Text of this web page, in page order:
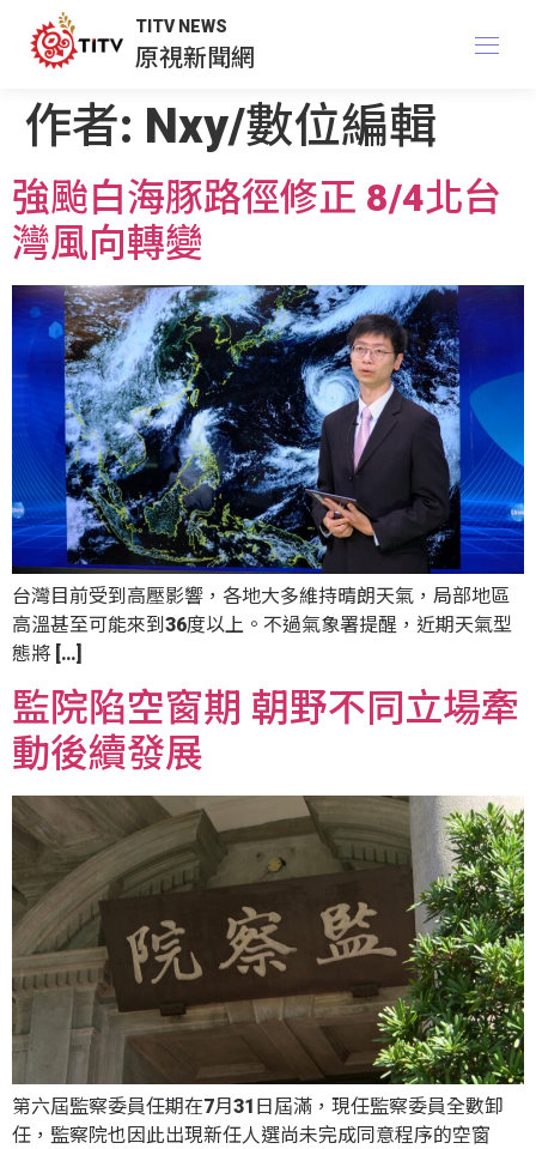
TITV NEWS
原視新聞網
作者: Nxy/數位編輯
強颱白海豚路徑修正 8/4北台
灣風向轉變
台灣目前受到高壓影響，各地大多維持晴朗天氣，局部地區
高溫甚至可能來到36度以上。不過氣象署提醒，近期天氣型
態將 […]
監院陷空窗期 朝野不同立場牽
動後續發展
第六屆監察委員任期在7月31日屆滿，現任監察委員全數卸
任，監察院也因此出現新任人選尚未完成同意程序的空窗